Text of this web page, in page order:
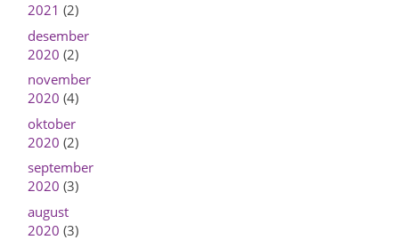
2021 (2)
desember
2020 (2)
november
2020 (4)
oktober
2020 (2)
september
2020 (3)
august
2020 (3)